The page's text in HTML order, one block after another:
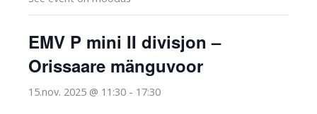
EMV P mini II divisjon –
Orissaare mänguvoor
15.nov. 2025 @ 11:30 - 17:30